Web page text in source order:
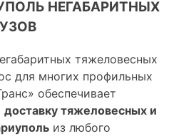
НЕГАБАРИТНЫХ
тяжеловесных
для многих профильных
обеспечивает
доставку тяжеловесных и
из любого